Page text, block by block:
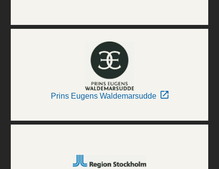
Prins Eugens Waldemarsudde